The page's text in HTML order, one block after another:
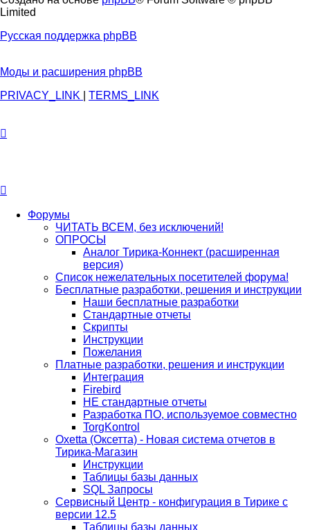
Limited
Русская поддержка phpBB
Моды и расширения phpBB
PRIVACY_LINK
TERMS_LINK
Форумы
ЧИТАТЬ ВСЕМ, без исключений!
ОПРОСЫ
Аналог Тирика-Коннект (расширенная
версия)
Список нежелательных посетителей форума!
Бесплатные разработки, решения и инструкции
Наши бесплатные разработки
Стандартные отчеты
Скрипты
Инструкции
Пожелания
Платные разработки, решения и инструкции
Интеграция
Firebird
НЕ стандартные отчеты
Разработка ПО, используемое совместно
TorgKontrol
Oxetta (Оксетта) - Новая система отчетов в
Тирика-Магазин
Инструкции
Таблицы базы данных
SQL Запросы
Сервисный Центр - конфигурация в Тирике с
версии 12.5
Таблицы базы данных